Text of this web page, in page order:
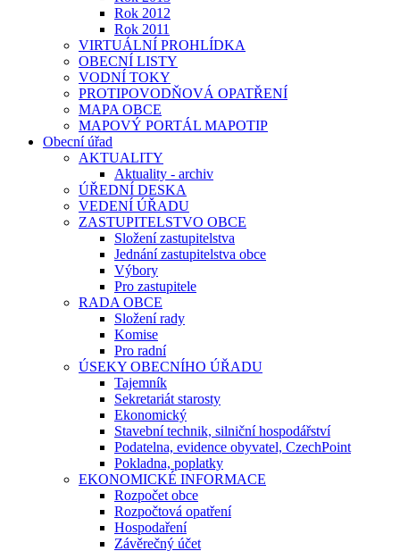
Rok 2012
Rok 2011
VIRTUÁLNÍ PROHLÍDKA
OBECNÍ LISTY
VODNÍ TOKY
PROTIPOVODŇOVÁ OPATŘENÍ
MAPA OBCE
MAPOVÝ PORTÁL MAPOTIP
Obecní úřad
AKTUALITY
Aktuality - archiv
ÚŘEDNÍ DESKA
VEDENÍ ÚŘADU
ZASTUPITELSTVO OBCE
Složení zastupitelstva
Jednání zastupitelstva obce
Výbory
Pro zastupitele
RADA OBCE
Složení rady
Komise
Pro radní
ÚSEKY OBECNÍHO ÚŘADU
Tajemník
Sekretariát starosty
Ekonomický
Stavební technik, silniční hospodářství
Podatelna, evidence obyvatel, CzechPoint
Pokladna, poplatky
EKONOMICKÉ INFORMACE
Rozpočet obce
Rozpočtová opatření
Hospodaření
Závěrečný účet